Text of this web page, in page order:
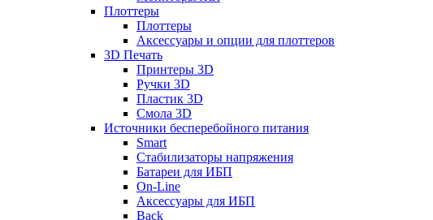
Плоттеры
Плоттеры
Аксессуары и опции для плоттеров
3D Печать
Принтеры 3D
Ручки 3D
Пластик 3D
Смола 3D
Источники бесперебойного питания
Smart
Стабилизаторы напряжения
Батареи для ИБП
On-Line
Аксессуары для ИБП
Back